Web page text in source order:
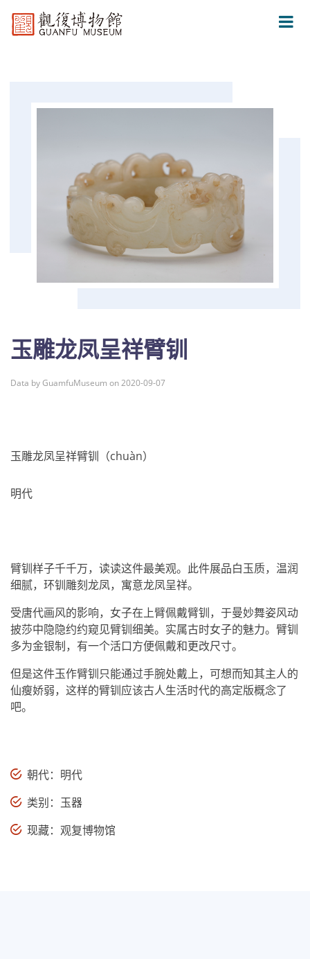
玉雕龙凤呈祥臂钏
Data by GuamfuMuseum on 2020-09-07
玉雕龙凤呈祥臂钏（chuàn）
明代
臂钏样子千千万，读读这件最美观。此件展品白玉质，温润
细腻，环钏雕刻龙凤，寓意龙凤呈祥。
受唐代画风的影响，女子在上臂佩戴臂钏，于曼妙舞姿风动
披莎中隐隐约约窥见臂钏细美。实属古时女子的魅力。臂钏
多为金银制，有一个活口方便佩戴和更改尺寸。
但是这件玉作臂钏只能通过手腕处戴上，可想而知其主人的
仙瘦娇弱，这样的臂钏应该古人生活时代的高定版概念了
吧。
朝代：明代
类别：玉器
现藏：观复博物馆